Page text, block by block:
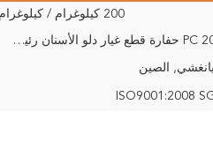
200 كيلوغرام / كيلوغرام
PC 200 حفارة قطع غيار دلو الأسنان رئيس شقة 19570B التعبئة: حالة رقائق خشبية ، وفقا لمتطلبات العملاء.
الصين
ISO9001:2008